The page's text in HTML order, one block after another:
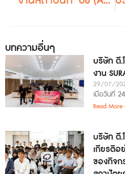
บทความอื่นๆ
บริษัท ดี
งาน
29/07/
เมื่อวันที่
Read More
บริษัท ดี.
เกียรติอ
ของกิจก